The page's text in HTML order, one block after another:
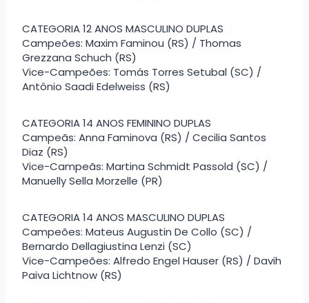
CATEGORIA 12 ANOS MASCULINO DUPLAS
Campeões: Maxim Faminou (RS) / Thomas
Grezzana Schuch (RS)
Vice-Campeões: Tomás Torres Setubal (SC) /
Antônio Saadi Edelweiss (RS)
CATEGORIA 14 ANOS FEMININO DUPLAS
Campeãs: Anna Faminova (RS) / Cecilia Santos
Diaz (RS)
Vice-Campeãs: Martina Schmidt Passold (SC) /
Manuelly Sella Morzelle (PR)
CATEGORIA 14 ANOS MASCULINO DUPLAS
Campeões: Mateus Augustin De Collo (SC) /
Bernardo Dellagiustina Lenzi (SC)
Vice-Campeões: Alfredo Engel Hauser (RS) / Davih
Paiva Lichtnow (RS)